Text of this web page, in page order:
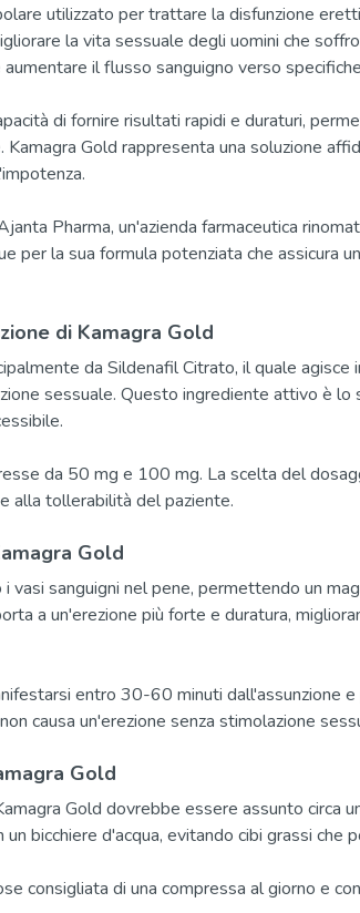
utilizzato per trattare la disfunzione
la vita sessuale degli uomini che
il flusso sanguigno verso
di fornire risultati rapidi e duraturi,
Gold rappresenta una soluzione
Pharma, un'azienda farmaceutica
per la sua formula potenziata che assicura
di Kamagra Gold
da Sildenafil Citrato, il quale agisce
sessuale. Questo ingrediente attivo è lo
da 50 mg e 100 mg. La scelta del
alla tollerabilità del paziente.
Gold
i vasi sanguigni nel pene, permettendo un
a un'erezione più forte e duratura,
entro 30-60 minuti dall'assunzione
causa un'erezione senza stimolazione
Gold
Gold dovrebbe essere assunto circa
bicchiere d'acqua, evitando cibi grassi
consigliata di una compressa al giorno e